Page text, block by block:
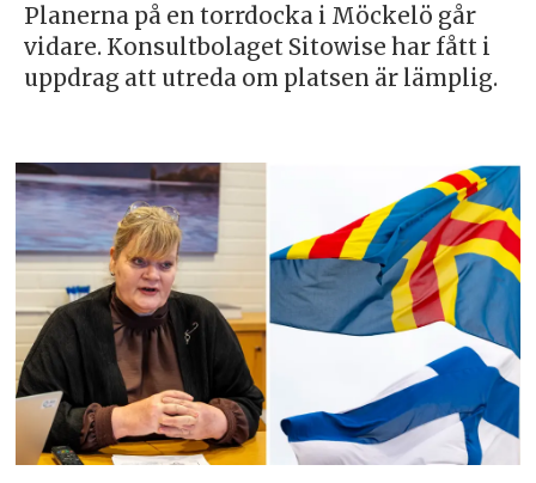
Planerna på en torrdocka i Möckelö går
vidare. Konsultbolaget Sitowise har fått i
uppdrag att utreda om platsen är lämplig.